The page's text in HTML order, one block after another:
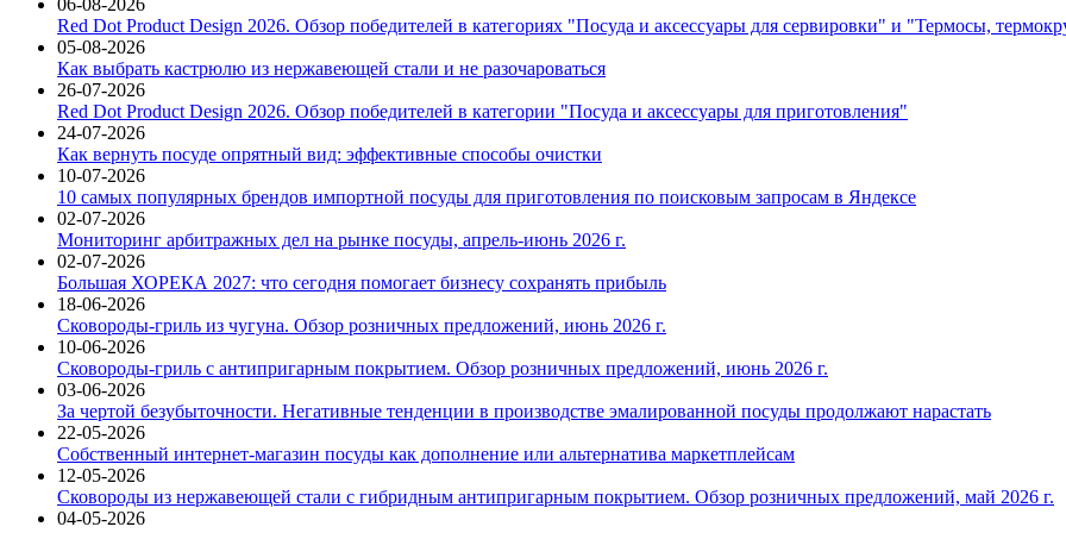
06-08-2026
Red Dot Product Design 2026. Обзор победителей в категориях "Посуда и аксессуары для сервировки" и "Термосы,
05-08-2026
Как выбрать кастрюлю из нержавеющей стали и не разочароваться
26-07-2026
Red Dot Product Design 2026. Обзор победителей в категории "Посуда и аксессуары для приготовления"
24-07-2026
Как вернуть посуде опрятный вид: эффективные способы очистки
10-07-2026
10 самых популярных брендов импортной посуды для приготовления по поисковым запросам в Яндексе
02-07-2026
Мониторинг арбитражных дел на рынке посуды, апрель-июнь 2026 г.
02-07-2026
Большая ХОРЕКА 2027: что сегодня помогает бизнесу сохранять прибыль
18-06-2026
Сковороды-гриль из чугуна. Обзор розничных предложений, июнь 2026 г.
10-06-2026
Сковороды-гриль с антипригарным покрытием. Обзор розничных предложений, июнь 2026 г.
03-06-2026
За чертой безубыточности. Негативные тенденции в производстве эмалированной посуды продолжают нарастать
22-05-2026
Собственный интернет-магазин посуды как дополнение или альтернатива маркетплейсам
12-05-2026
Сковороды из нержавеющей стали с гибридным антипригарным покрытием. Обзор розничных предложений, май 2026 г.
04-05-2026